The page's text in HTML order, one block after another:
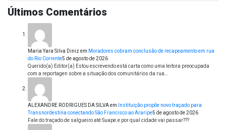
Últimos Comentários
Maria Yara Silva Diniz em Moradores cobram conclusão de recapeamento em rua
do Rio Corrente5 de agosto de 2026
Querido(a) Editor(a) Estou escrevendo está carta como uma leitora preocupada
com a reportagen sobre a situação dos comunitários da rua…
ALEXANDRE RODRIGUES DA SILVAem
Instituição propõe novo traçado para
Transnordestina conectando São Francisco ao Araripe5 de agosto de 2026
Fale do traçado de salgueiro até Suape.e por qual cidade vai passar???